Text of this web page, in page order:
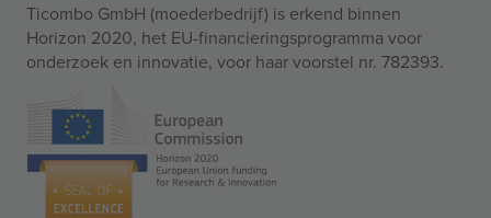
Ticombo GmbH (moederbedrijf) is erkend binnen
Horizon 2020, het EU-financieringsprogramma voor
onderzoek en innovatie, voor haar voorstel nr. 782393.